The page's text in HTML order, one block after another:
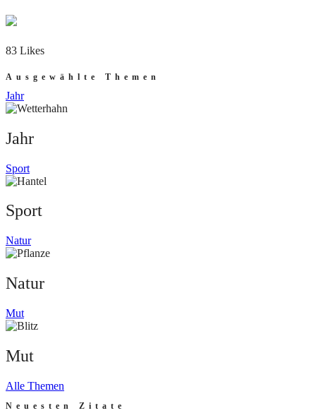
83 Likes
Ausgewählte Themen
Jahr
Jahr
Sport
Sport
Natur
Natur
Mut
Mut
Alle Themen
Neuesten Zitate